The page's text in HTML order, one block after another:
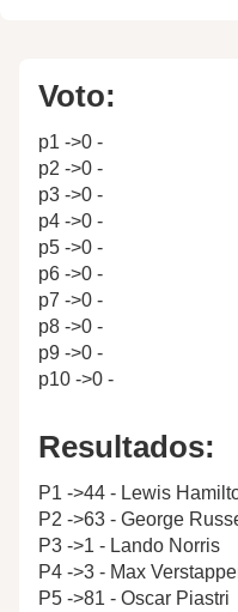
Voto:
p1 ->0 -
p2 ->0 -
p3 ->0 -
p4 ->0 -
p5 ->0 -
p6 ->0 -
p7 ->0 -
p8 ->0 -
p9 ->0 -
p10 ->0 -
Resultados:
P1 ->44 - Lewis
P2 ->63 - George
P3 ->1 - Lando Norris
P4 ->3 - Max
P5 ->81 - Oscar Piastri